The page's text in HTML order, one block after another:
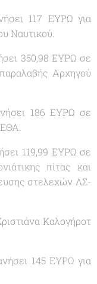
117 ΕΥΡΩ για
Ναυτικού.
350,98 ΕΥΡΩ σε
Αρχηγού
186 ΕΥΡΩ σε
119,99 ΕΥΡΩ σε
πίτας και
στελεχών ΛΣ-
Καλογήροτ
145 ΕΥΡΩ για